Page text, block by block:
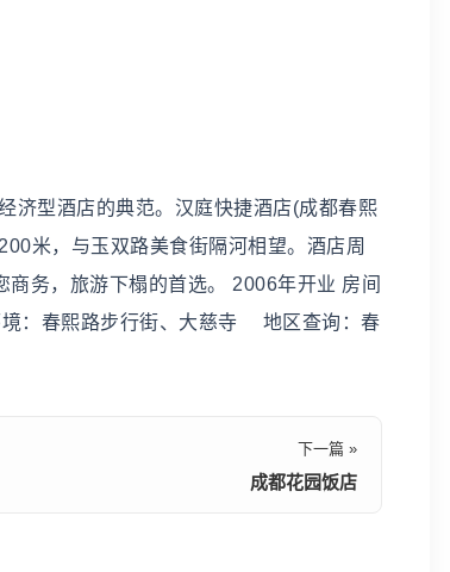
型酒店的典范。汉庭快捷酒店(成都春熙
米，与玉双路美食街隔河相望。酒店周
务，旅游下榻的首选。 2006年开业 房间
境：春熙路步行街、大慈寺 地区查询：春
下一篇 »
成都花园饭店